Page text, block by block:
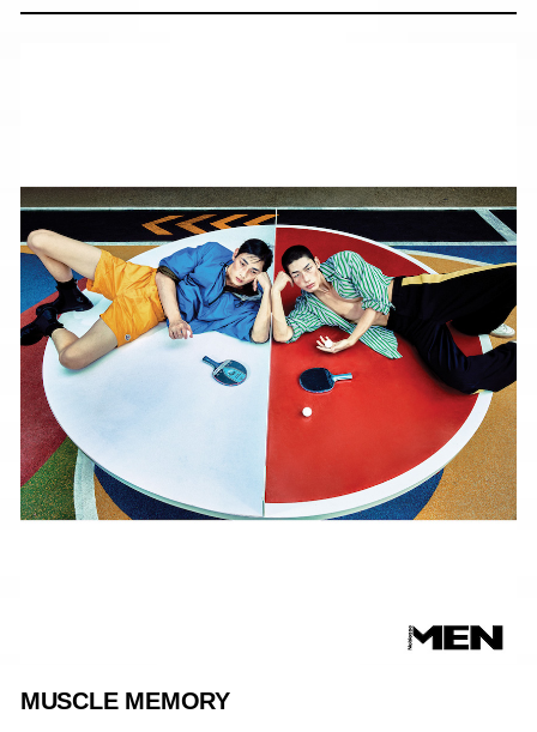
MUSCLE MEMORY